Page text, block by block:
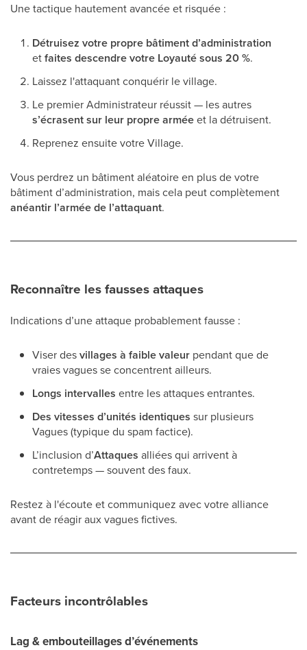
Une tactique hautement avancée et risquée :
Détruisez votre propre bâtiment d’administration
etfaites descendre votre Loyauté sous 20 %.
Laissez l'attaquant conquérir le village.
Le premier Administrateur réussit — les autres
s’écrasent sur leur propre arméeet la détruisent.
Reprenez ensuite votre Village.
Vous perdrez un bâtiment aléatoire en plus de votre
bâtiment d’administration, mais cela peut complètement
anéantir l’armée de l’attaquant.
Reconnaître les fausses attaques
Indications d’une attaque probablement fausse :
Viser desvillages à faible valeur pendant que de
vraies vagues se concentrent ailleurs.
Longs intervalles entre les attaques entrantes.
Des vitesses d’unités identiques sur plusieurs
Vagues (typique du spam factice).
L’inclusion d’Attaques alliées qui arrivent à
contretemps — souvent des faux.
Restez à l'écoute et communiquez avec votre alliance
avant de réagir aux vagues fictives.
Facteurs incontrôlables
Lag & embouteillages d’événements